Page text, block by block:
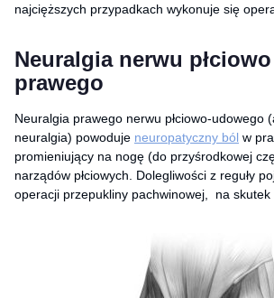
najcięższych przypadkach wykonuje się
Neuralgia nerwu
prawego
Neuralgia prawego nerwu płciowo-udowego
neuralgia) powoduje neuropatyczny ból w
promieniujący na nogę (do przyśrodkowej
narządów płciowych. Dolegliwości z reguły
operacji przepukliny pachwinowej, na skutek